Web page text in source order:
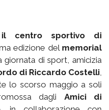
centro sportivo di
edizione del memorial
giornata di sport, amicizia
di Riccardo Costelli
lo scorso maggio a soli
dagli Amici di